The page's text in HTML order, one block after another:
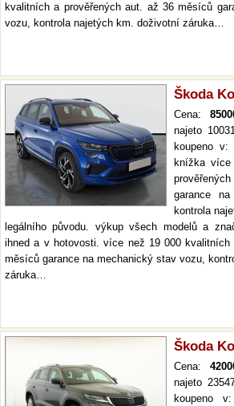
kvalitních a prověřených aut. až 36 měsíců
vozu, kontrola najetých km. doživotní záruka…
Škoda
Cena:
najeto
koupeno v:
knížka
garance
kontrola
legálního původu. výkup všech modelů a
ihned a v hotovosti. více než 19 000
měsíců garance na mechanický stav vozu,
záruka…
Škoda
Cena:
najeto
koupeno